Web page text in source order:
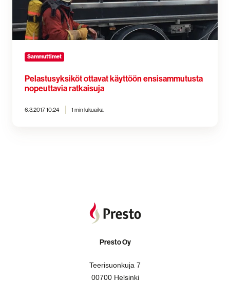
Sammuttimet
Pelastusyksiköt ottavat käyttöön ensisammutusta
nopeuttavia ratkaisuja
6.3.2017 10:24 1 min lukuaika
Presto Oy
Teerisuonkuja 7
00700 Helsinki